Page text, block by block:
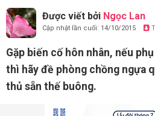
Được viết bởi Ngọc Lan
Cập nhật lần cuối: 14/10/2015
Gặp biến cố hôn nhân, nếu
thì hãy đề phòng chồng ngựa
thủ sẵn thế buông.